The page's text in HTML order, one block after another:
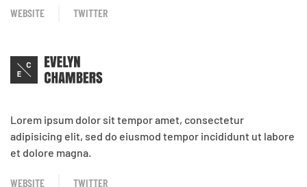
WEBSITE TWITTER
Lorem ipsum dolor sit tempor amet, consectetur
adipisicing elit, sed do eiusmod tempor incididunt ut labore
et dolore magna.
WEBSITE TWITTER